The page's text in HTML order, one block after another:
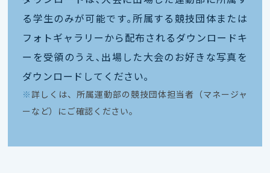
る学生のみが可能です｡所属する競技団体または
フォトギャラリーから配布されるダウンロードキ
ーを受領のうえ､出場した大会のお好きな写真を
ダウンロードしてください｡
※ 詳しくは、所属運動部の競技団体担当者（マネージャ
ーなど）にご確認ください。